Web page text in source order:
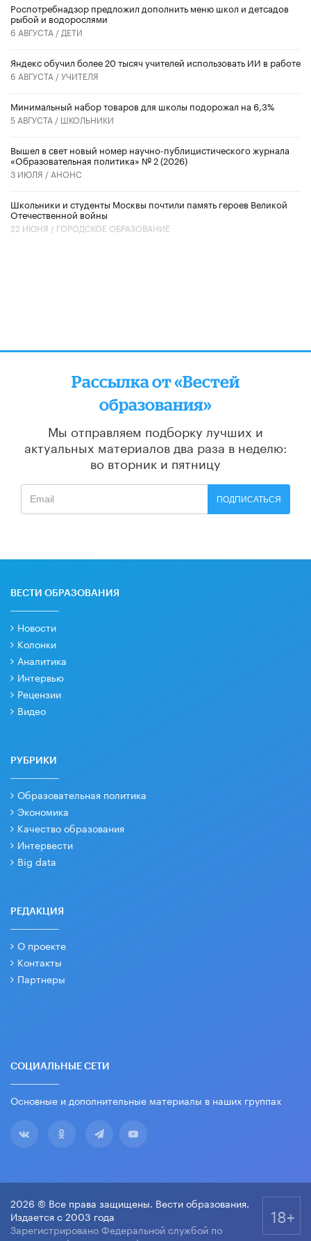
Роспотребнадзор предложил дополнить меню школ и детсадов
рыбой и водорослями
6 АВГУСТА / ДЕТИ
​Яндекс обучил более 20 тысяч учителей использовать ИИ в работе
6 АВГУСТА /УЧИТЕЛЯ
Минимальный набор товаров для школы подорожал на 6,3%
5 АВГУСТА / ШКОЛЬНИКИ
Вышел в свет новый номер научно-публицистического журнала
«Образовательная политика» № 2 (2026)
3 ИЮЛЯ / АНОНС
Школьники и студенты Москвы почтили память героев Великой
Отечественной войны
22 ИЮНЯ / ГОРОДСКОЕ ОБРАЗОВАНИЕ
Рассылка от «Вестей
образования»
Мы отправляем подборку лучших и
актуальных материалов два раза в неделю:
во вторник и пятницу
ПОДПИСАТЬСЯ
ВЕСТИ ОБРАЗОВАНИЯ
Новости
Колонки
Аналитика
Интервью
Рецензии
Видео
РУБРИКИ
Образовательная политика
Экономика
Качество образования
Интервести
Big data
РЕДАКЦИЯ
О проекте
Контакты
Партнеры
СОЦИАЛЬНЫЕ СЕТИ
Основные и дополнительные материалы в наших группах
2026 © Все права защищены. Вести образования.
Издается с 2003 года
Зарегистрировано Федеральной службой по
18+